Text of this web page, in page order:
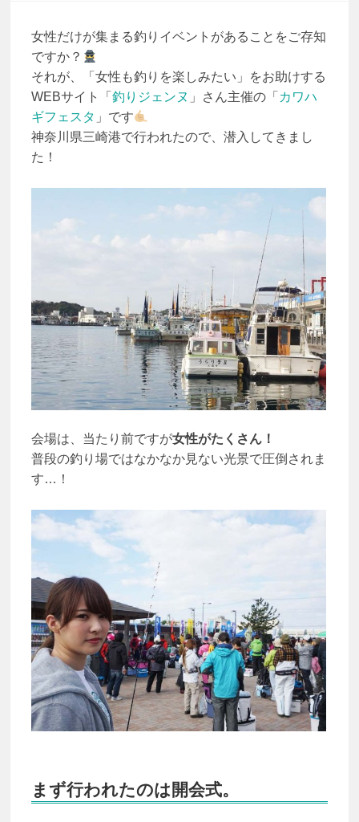
女性だけが集まる釣りイベントがあることをご存知
ですか？
それが、「女性も釣りを楽しみたい」をお助けする
WEBサイト「 釣りジェンヌ 」さん主催の「 カワハ
ギフェスタ 」です
神奈川県三崎港で行われたので、潜入してきまし
た！
会場は、当たり前ですが女性がたくさん！
普段の釣り場ではなかなか見ない光景で圧倒されま
す…！
まず行われたのは開会式。